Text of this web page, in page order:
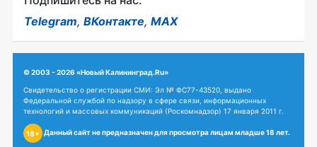
Telegram, ВКонтакте, MAX
© 2003 - 2026 «Новый Калининград.Ru»
Свидетельство о регистрации СМИ: Эл № ФС77-43520, выдано
Федеральной службой по надзору в сфере связи, информационных
технологий и массовых коммуникаций (Роскомнадзор) 17 января 2011 г.
18+ Данный сайт не предназначен для просмотра лицам младше 18 лет.